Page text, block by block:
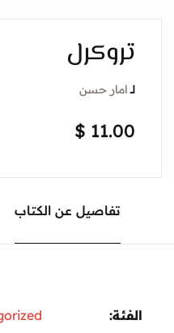
تروكرل
لــ امار حسن
$ 11.00
تفاصيل عن الكتاب
الفئة: